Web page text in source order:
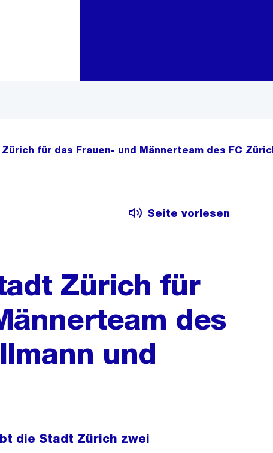
für das Frauen- und Männerteam des FC
Seite vorlesen
Zürich für
des
und
die Stadt Zürich zwei